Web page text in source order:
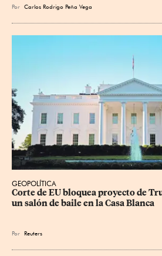
Por Carlos Rodrigo Peña Vega
GEOPOLÍTICA
Corte de EU bloquea proyecto de
un salón de baile en la Casa Blanca
Por Reuters